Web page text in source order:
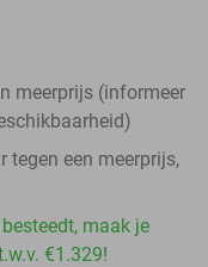
meerprijs (informeer
tegen een meerprijs,
maak je
€1.329!